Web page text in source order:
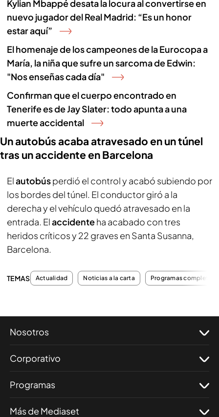
Kylian Mbappé desata la locura al convertirse en
nuevo jugador del Real Madrid: “Es un honor
estar aquí”
El homenaje de los campeones de la Eurocopa a
María, la niña que sufre un sarcoma de Edwin:
"Nos enseñas cada día"
Confirman que el cuerpo encontrado en
Tenerife es de Jay Slater: todo apunta a una
muerte accidental
Un autobús acaba atravesado en un túnel
tras un accidente en Barcelona
Elautobúsperdió el control y acabó subiendo por
los bordes del túnel. El conductor giró a la
derecha y el vehículo quedó atravesado en la
entrada. Elaccidenteha acabado con tres
heridos críticos y 22 graves en Santa Susanna,
Barcelona.
TEMAS Actualidad Noticias a la carta Programas completos
Nosotros
Corporativo
Programas
Más de Mediaset